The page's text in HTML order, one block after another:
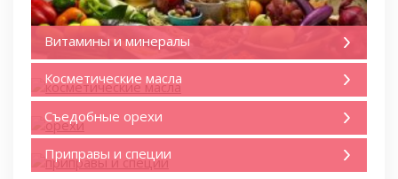
Витамины и минералы
Косметические масла
Съедобные орехи
Приправы и специи